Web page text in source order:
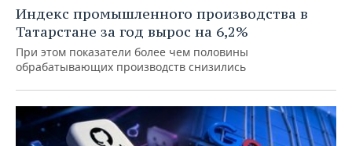
Индекс промышленного производства в
Татарстане за год вырос на 6,2%
При этом показатели более чем половины
обрабатывающих производств снизились